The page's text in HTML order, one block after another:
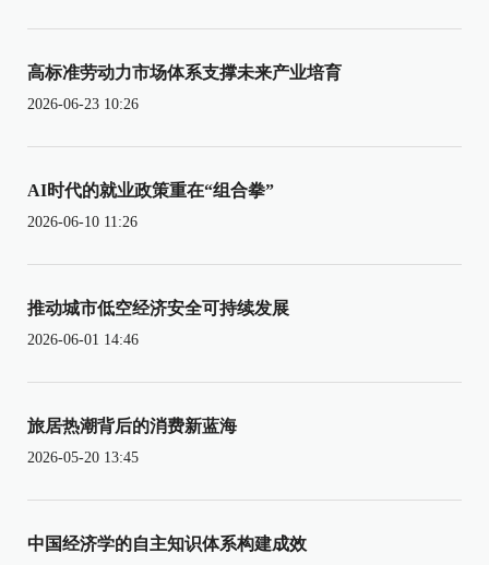
高标准劳动力市场体系支撑未来产业培育
2026-06-23 10:26
AI时代的就业政策重在“组合拳”
2026-06-10 11:26
推动城市低空经济安全可持续发展
2026-06-01 14:46
旅居热潮背后的消费新蓝海
2026-05-20 13:45
中国经济学的自主知识体系构建成效